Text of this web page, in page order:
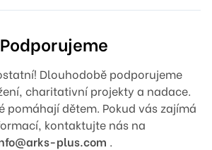
Podporujeme
Dlouhodobě podporujeme
charitativní projekty a nadace.
pomáhají dětem. Pokud vás zajímá
kontaktujte nás na
plus.com .